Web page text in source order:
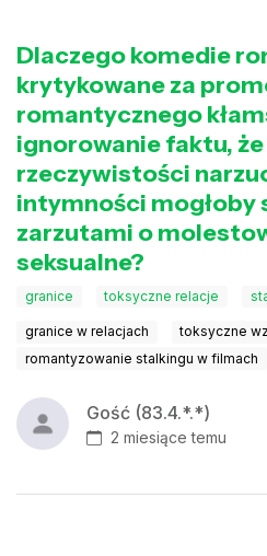
Dlaczego komedie
krytykowane za
romantycznego
ignorowanie faktu,
rzeczywistości
intymności mogłoby
zarzutami o
seksualne?
granice toksyczne relacje
granice w relacjach
toksyczne
romantyzowanie stalkingu w filmach
Gość (83.4.*.*)
2 miesiące temu